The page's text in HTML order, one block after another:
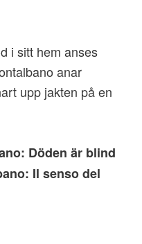
i sitt hem anses
anar
upp jakten på en
Döden är blind
Il senso del